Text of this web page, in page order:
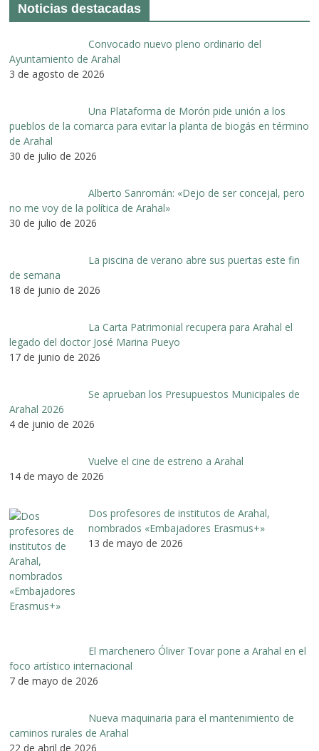
Noticias destacadas
Convocado nuevo pleno ordinario del
Ayuntamiento de Arahal
3 de agosto de 2026
Una Plataforma de Morón pide unión a los
pueblos de la comarca para evitar la planta de biogás en término
de Arahal
30 de julio de 2026
Alberto Sanromán: «Dejo de ser concejal, pero
no me voy de la política de Arahal»
30 de julio de 2026
La piscina de verano abre sus puertas este fin
de semana
18 de junio de 2026
La Carta Patrimonial recupera para Arahal el
legado del doctor José Marina Pueyo
17 de junio de 2026
Se aprueban los Presupuestos Municipales de
Arahal 2026
4 de junio de 2026
Vuelve el cine de estreno a Arahal
14 de mayo de 2026
Dos profesores de institutos de Arahal,
nombrados «Embajadores Erasmus+»
13 de mayo de 2026
El marchenero Óliver Tovar pone a Arahal en el
foco artístico internacional
7 de mayo de 2026
Nueva maquinaria para el mantenimiento de
caminos rurales de Arahal
22 de abril de 2026